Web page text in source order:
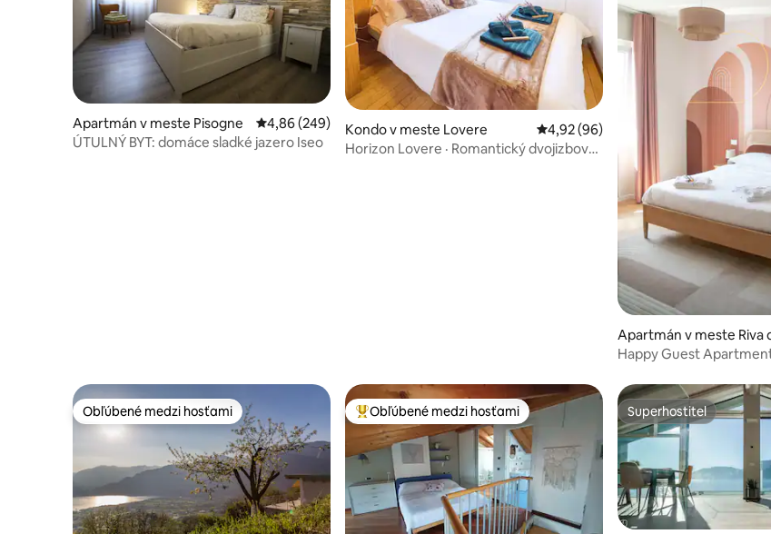
Apartmán v meste Pisogne Priemerné ohodnotenie 4,86 z 5, počet hodnotení: 249
4,86 (249)
ÚTULNÝ BYT: domáce sladké jazero Iseo
Kondo v meste Lovere Priemerné ohodnotenie 4,92 z 5,
4,92 (96)
Horizon Lovere · Romantický dvojizbový
Apartmán v meste Riva
to
Happy Guest
Obľúbené medzi hosťami
Obľúbené medzi hosťami Najobľúbenejšie medzi hosťami
Obľúbené medzi hosťami Superhostiteľ
Superhostiteľ